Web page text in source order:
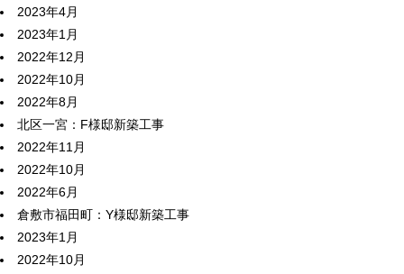
2023年4月
2023年1月
2022年12月
2022年10月
2022年8月
北区一宮：F様邸新築工事
2022年11月
2022年10月
2022年6月
倉敷市福田町：Y様邸新築工事
2023年1月
2022年10月